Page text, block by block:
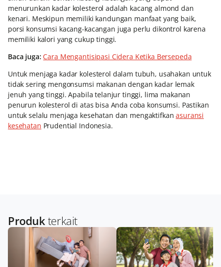
menurunkan kadar kolesterol adalah kacang almond dan
kenari. Meskipun memiliki kandungan manfaat yang baik,
porsi konsumsi kacang-kacangan juga perlu dikontrol karena
memiliki kalori yang cukup tinggi.
Baca juga:Cara Mengantisipasi Cidera Ketika Bersepeda
Untuk menjaga kadar kolesterol dalam tubuh, usahakan untuk
tidak sering mengonsumsi makanan dengan kadar lemak
jenuh yang tinggi. Apabila telanjur tinggi, lima makanan
penurun kolesterol di atas bisa Anda coba konsumsi. Pastikan
untuk selalu menjaga kesehatan dan mengaktifkanasuransi
kesehatan Prudential Indonesia.
Produk terkait